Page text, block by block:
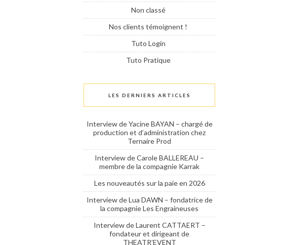
Non classé
Nos clients témoignent !
Tuto Login
Tuto Pratique
LES DERNIERS ARTICLES
Interview de Yacine BAYAN – chargé de
production et d’administration chez
Ternaire Prod
Interview de Carole BALLEREAU –
membre de la compagnie Karrak
Les nouveautés sur la paie en 2026
Interview de Lua DAWN – fondatrice de
la compagnie Les Engraineuses
Interview de Laurent CATTAERT –
fondateur et dirigeant de
THEATR’EVENT